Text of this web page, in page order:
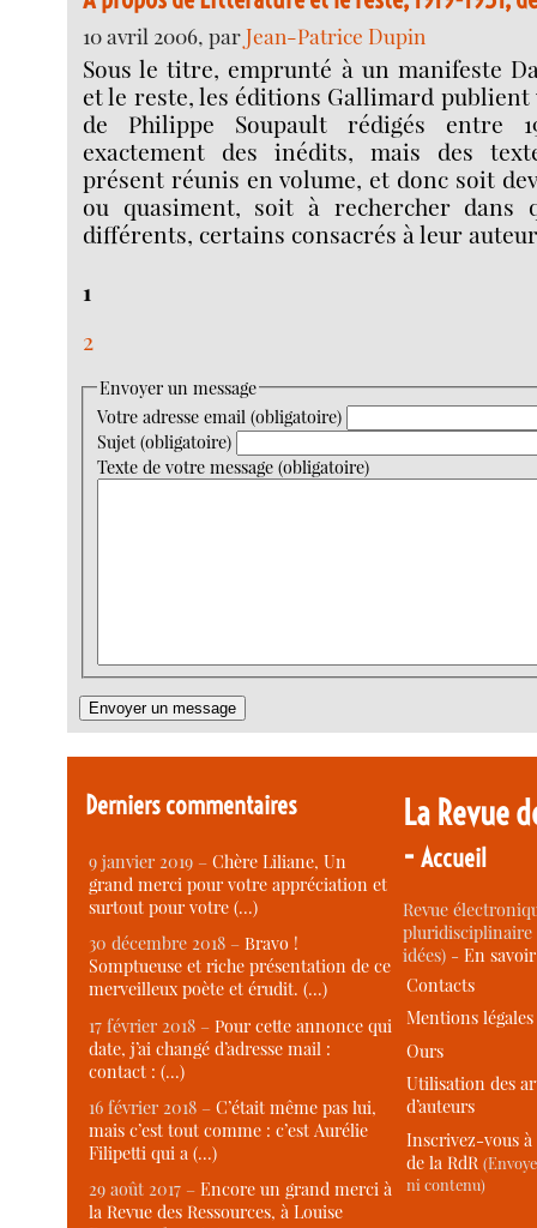
10 avril 2006, parJean-Patrice Dupin
Sous le titre, emprunté à un manifeste
et le reste, les éditions Gallimard publient
de Philippe Soupault rédigés entre
exactement des inédits, mais des
présent réunis en volume, et donc soit
ou quasiment, soit à rechercher dans
différents, certains consacrés à leur
1
2
Envoyer un message
Votre adresse email (obligatoire)
Sujet (obligatoire)
Texte de votre message (obligatoire)
Derniers commentaires
9 janvier 2019 –Chère Liliane, Un
grand merci pour votre appréciation et
surtout pour votre (…)
30 décembre 2018 –Bravo !
Somptueuse et riche présentation de ce
merveilleux poète et érudit. (…)
17 février 2018 –Pour cette annonce qui
date, j’ai changé d’adresse mail :
contact : (…)
16 février 2018 –C’était même pas lui,
mais c’est tout comme : c’est Aurélie
Filipetti qui a (…)
29 août 2017 –Encore un grand merci à
la Revue des Ressources, à Louise
La Revue
-Accueil
Revue
idées) -En
Contacts
Mentions légales
Ours
Utilisation des
d’auteurs
Inscrivez-vous
de la RdR
ni contenu)